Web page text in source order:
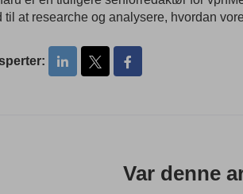
til at researche og analysere, hvordan
Var denne